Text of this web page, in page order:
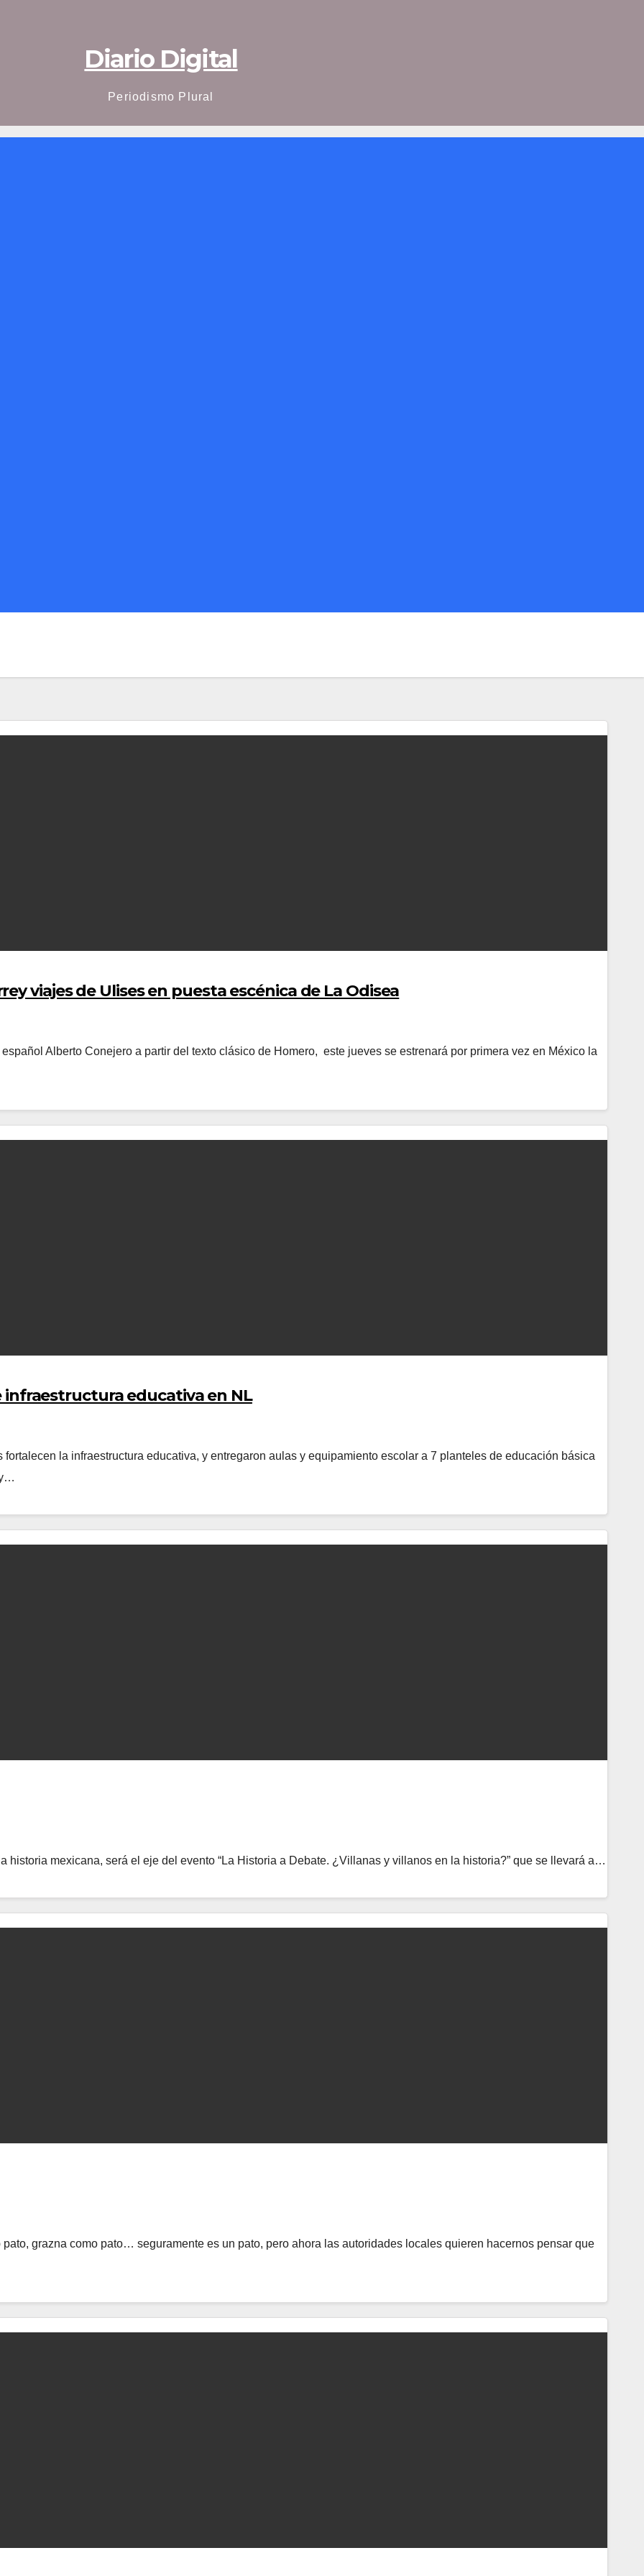
Diario Digital
Periodismo Plural
viajes de Ulises en puesta escénica de La Odisea
Alberto Conejero a partir del texto clásico de Homero, este jueves se estrenará por primera vez en México la
infraestructura educativa en NL
la infraestructura educativa, y entregaron aulas y equipamiento escolar a 7 planteles de educación básica
historia mexicana, será el eje del evento “La Historia a Debate. ¿Villanas y villanos en la historia?” que se llevará a…
grazna como pato… seguramente es un pato, pero ahora las autoridades locales quieren hacernos pensar que